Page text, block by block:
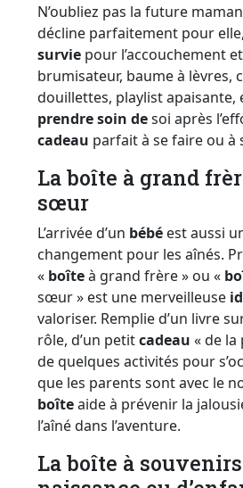
N’oubliez pas la future
décline parfaitement pour
survie pour l’accouchement
brumisateur, baume à lèvres,
douillettes, playlist apaisante,
prendre soin desoi après
cadeau parfait à se faire ou à
La boîte à grand
sœur
L’arrivée d’un bébé est aussi
changement pour les aînés.
« boîteà grand frère » ou «
sœur » est une merveilleuse
valoriser. Remplie d’un livre
rôle, d’un petitcadeau « de la
de quelques activités pour
que les parents sont avec le
boîteaide à prévenir la
l’aîné dans l’aventure.
La boîte à